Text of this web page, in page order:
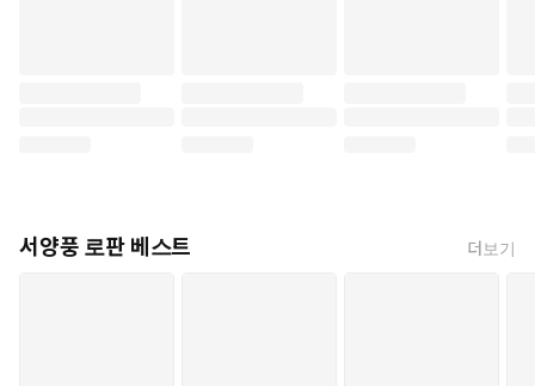
서양풍 로판 베스트 더보기